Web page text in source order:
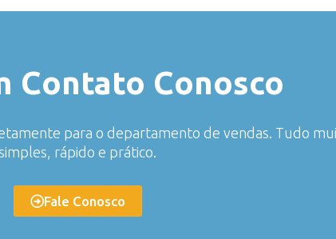
Contato Conosco
para o departamento de vendas. Tudo
rápido e prático.
Fale Conosco